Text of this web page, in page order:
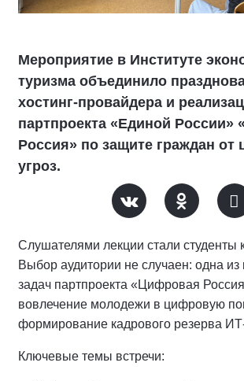
Мероприятие в Институте
туризма объединило
хостинг-провайдера и
партпроекта «Единой России»
Россия» по защите граждан
угроз.
Слушателями лекции стали студенты
Выбор аудитории не случаен: одна
задач партпроекта «Цифровая
вовлечение молодежи в цифровую
формирование кадрового резерва
Ключевые темы встречи: